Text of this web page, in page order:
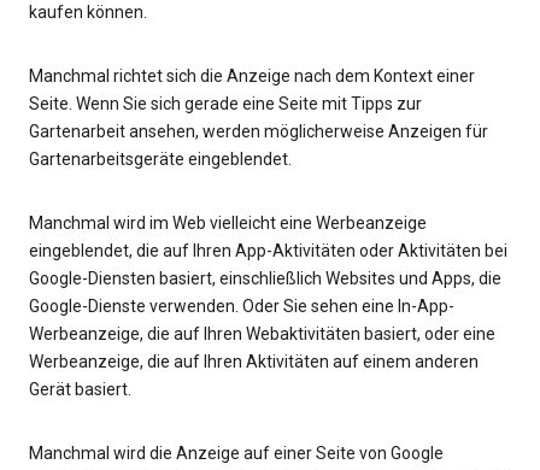
kaufen können.
Manchmal richtet sich die Anzeige nach dem Kontext einer
Seite. Wenn Sie sich gerade eine Seite mit Tipps zur
Gartenarbeit ansehen, werden möglicherweise Anzeigen für
Gartenarbeitsgeräte eingeblendet.
Manchmal wird im Web vielleicht eine Werbeanzeige
eingeblendet, die auf Ihren App-Aktivitäten oder Aktivitäten bei
Google-Diensten basiert, einschließlich Websites und Apps, die
Google-Dienste verwenden. Oder Sie sehen eine In-App-
Werbeanzeige, die auf Ihren Webaktivitäten basiert, oder eine
Werbeanzeige, die auf Ihren Aktivitäten auf einem anderen
Gerät basiert.
Manchmal wird die Anzeige auf einer Seite von Google